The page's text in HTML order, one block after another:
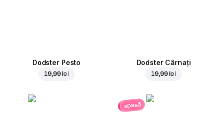
Dodster Pesto
19,99 lei
Dodster Cârnați
19,99 lei
apasă